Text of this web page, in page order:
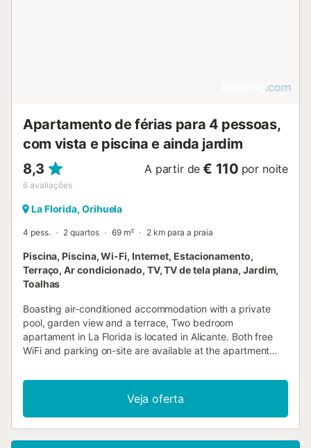
Apartamento de férias para 4 pessoas,
com vista e piscina e ainda jardim
8,3
6 avaliações
A partir de € 110 por noite
La Florida, Orihuela
4 pess. 2 quartos 69 m² 2 km para a praia
Piscina, Piscina, Wi-Fi, Internet, Estacionamento,
Terraço, Ar condicionado, TV, TV de tela plana, Jardim,
Toalhas
Boasting air-conditioned accommodation with a private
pool, garden view and a terrace, Two bedroom
apartament in La Florida is located in Alicante. Both free
WiFi and parking on-site are available at the apartment
Veja oferta